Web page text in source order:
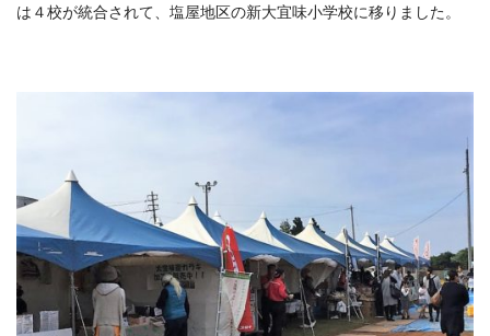
は４校が統合されて、塩屋地区の新大宜味小学校に移りました。